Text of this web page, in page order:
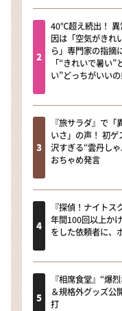
ザキ山小屋本館
ぺこぱのまるスポ
40℃超え続出！ 異
因は「空気がきれ
ら」専門家の指摘
「“きれいで暑い”
い”どっちがいいの
『旅サラダ』で「
いさ」の声！ 初ゲ
沢すぎる“雲丹し
おちゃめ発言
『探偵！ナイト
年間100回以上か
をした依頼者に、
『相席食堂』“爆
＆規格外グッズ公
打